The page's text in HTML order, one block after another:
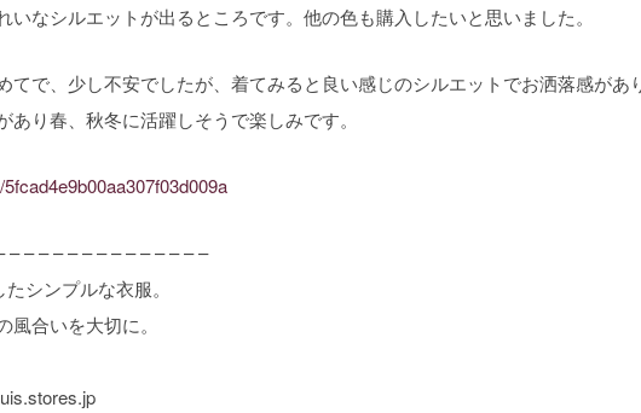
いなシルエットが出るところです。他の色も購入したいと思いました。
てで、少し不安でしたが、着てみると良い感じのシルエットでお洒落感があ
あり春、秋冬に活躍しそうで楽しみです。
– – – – – – – – – – – – – –
シンプルな衣服。
合いを大切に。